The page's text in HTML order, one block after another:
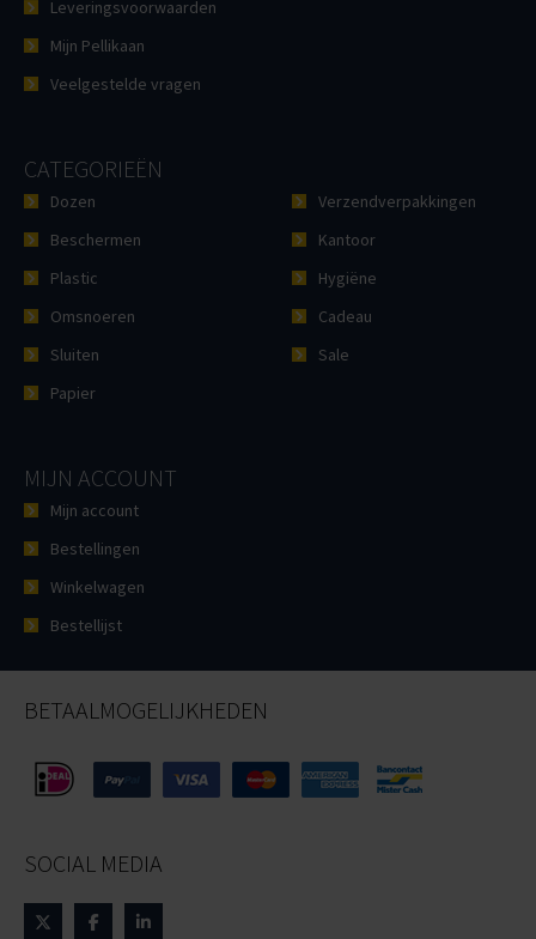
Leveringsvoorwaarden
Mijn Pellikaan
Veelgestelde vragen
CATEGORIEËN
Dozen
Beschermen
Plastic
Omsnoeren
Sluiten
Papier
Verzendverpakkingen
Kantoor
Hygiëne
Cadeau
Sale
MIJN ACCOUNT
Mijn account
Bestellingen
Winkelwagen
Bestellijst
BETAALMOGELIJKHEDEN
SOCIAL MEDIA